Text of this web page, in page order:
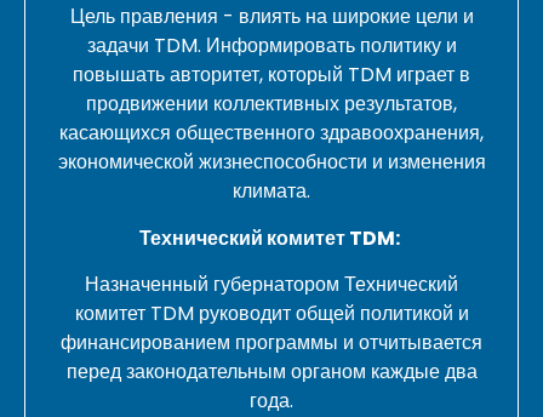
Цель правления - влиять на широкие цели и
задачи TDM. Информировать политику и
повышать авторитет, который TDM играет в
продвижении коллективных результатов,
касающихся общественного здравоохранения,
экономической жизнеспособности и изменения
климата.
Технический комитет TDM:
Назначенный губернатором Технический
комитет TDM руководит общей политикой и
финансированием программы и отчитывается
перед законодательным органом каждые два
года.